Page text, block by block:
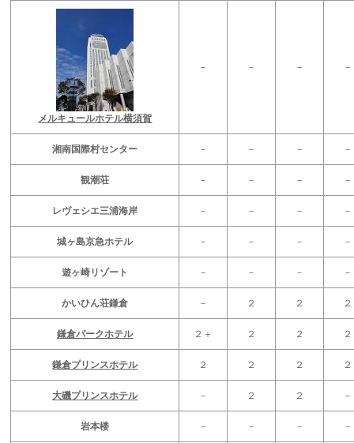
メルキュールホテル横須賀
－ － － －
湘南国際村センター － － － －
観潮荘 － － － －
レヴェシエ三浦海岸 － － － －
城ヶ島京急ホテル － － － －
遊ヶ崎リゾート － － － －
かいひん荘鎌倉 － ２ ２ ２
鎌倉パークホテル ２＋ ２ ２ ２
鎌倉プリンスホテル ２ ２ ２ ２
大磯プリンスホテル － ２ ２ －
岩本楼 － － － －